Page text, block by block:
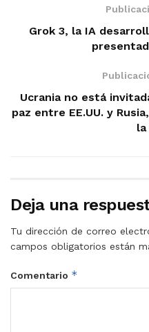
Grok 3, la IA
Ucrania no está
paz entre EE.UU. y
la
Deja una
Tu dirección de correo
campos obligatorios están
Comentario *